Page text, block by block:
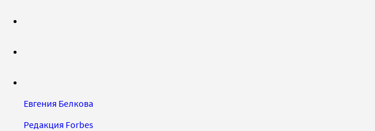
Евгения Белкова
Редакция Forbes